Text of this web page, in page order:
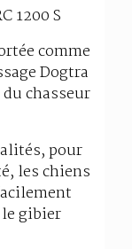
1200 S
comme
Dogtra
du chasseur
pour
les chiens
gibier